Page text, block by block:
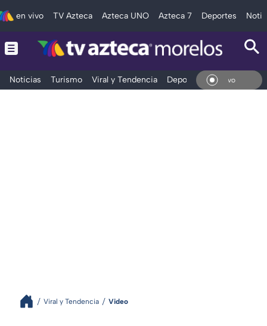
en vivo TV Azteca Azteca UNO Azteca 7 Deportes
Noticias Turismo Viral y Tendencia Deportes Espectáculos
En
Viral y Tendencia Video